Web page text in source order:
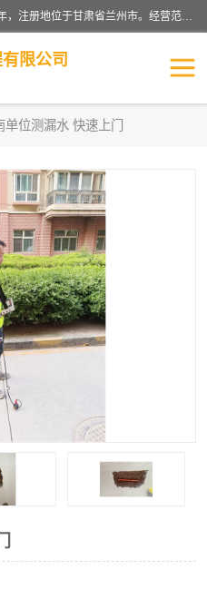
甘肃科探管道工程有限公司成立于2019年，注册地位于甘肃省兰州市。经营范围包括管道安装、清洗、疏通、维修、检测，防水工程，工程钻孔，化粪池清理，暖气安装，给排水管道安装维修，室内外管道如消防、供水、供热管道漏水检测定位，室内外防水堵漏等。
限公司
单位测漏水 快速上门
消防管道漏水
排水管道漏水
管道疏通